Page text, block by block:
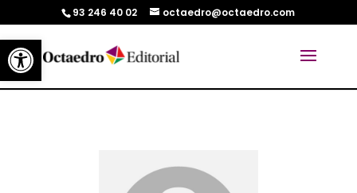
Abrir barra de herramientas
93 246 40 02 octaedro@octaedro.com